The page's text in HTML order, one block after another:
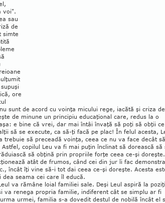
voi".
sau
de
simte
ore
sunt de acord cu voinţa micului re­ge, iacătă şi criza de
de minune un principiu educaţional care, redus la o
e bine că vrei, dar mai întâi învaţă să poţi să obţii ce
să se execute, ca să-ţi facă pe plac! În felul acesta,
trebuie să preceadă voinţa, ceea ce nu va face decât
copilul Leu va fi mai puţin înclinat să dorească să
să obţină prin pro­priile forţe ceea ce-şi doreşte.
atât de frumos, când cei din jur îi fac
încât îţi vine să-i tot dai ceea ce-şi doreşte. Acesta
seama cei care îl educă.
va rămâne loial familiei sale. Deşi Leul aspiră la
va renega propria familie, in­diferent cât se simplu ar fi
urmei, familia s-a dovedit destul de nobilă încât el